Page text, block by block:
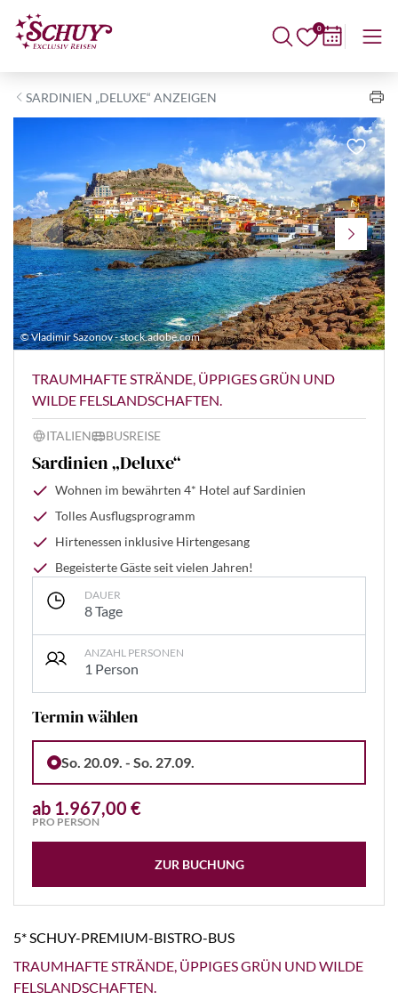
0
SARDINIEN „DELUXE“ ANZEIGEN
© Vladimir Sazonov - stock.adobe.com
TRAUMHAFTE STRÄNDE, ÜPPIGES GRÜN UND
WILDE FELSLANDSCHAFTEN.
ITALIEN BUSREISE
Sardinien „Deluxe“
Wohnen im bewährten 4* Hotel auf Sardinien
Tolles Ausflugsprogramm
Hirtenessen inklusive Hirtengesang
Begeisterte Gäste seit vielen Jahren!
DAUER
8 Tage
ANZAHL PERSONEN
1 Person
Termin wählen
So. 20.09. - So. 27.09.
ab 1.967,00 €
PRO PERSON
ZUR BUCHUNG
5* SCHUY-PREMIUM-BISTRO-BUS
TRAUMHAFTE STRÄNDE, ÜPPIGES GRÜN UND WILDE
FELSLANDSCHAFTEN.